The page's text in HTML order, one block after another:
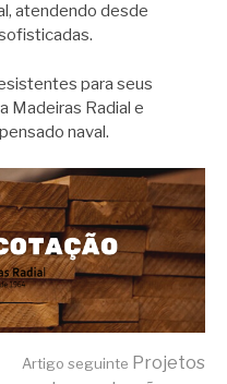
atendendo desde
para seus
Madeiras Radial e
naval.
Artigo seguinte Projetos